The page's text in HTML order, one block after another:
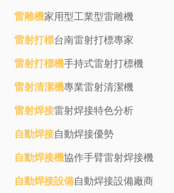
雷雕機家用型工業型雷雕機
雷射打標台南雷射打標專家
雷射打標機手持式雷射打標機
雷射清潔機專業雷射清潔機
雷射焊接雷射焊接特色分析
自動焊接自動焊接優勢
自動焊接機協作手臂雷射焊接機
自動焊接設備自動焊接設備廠商